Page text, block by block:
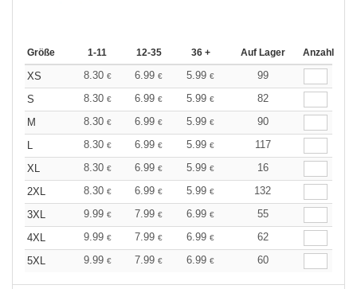
Größe 1-11 12-35 36 + Auf Lager Anzahl
XS 8.30 € 6.99 € 5.99 €
99
S
8.30 € 6.99 € 5.99 €
82
M
8.30 € 6.99 € 5.99 €
90
8.30 € 6.99 € 5.99 €
117
XL
8.30 € 6.99 € 5.99 €
16
2XL
8.30 € 6.99 € 5.99 €
132
3XL
9.99 € 7.99 € 6.99 €
55
4XL
9.99 € 7.99 € 6.99 €
62
5XL
9.99 € 7.99 € 6.99 € 60